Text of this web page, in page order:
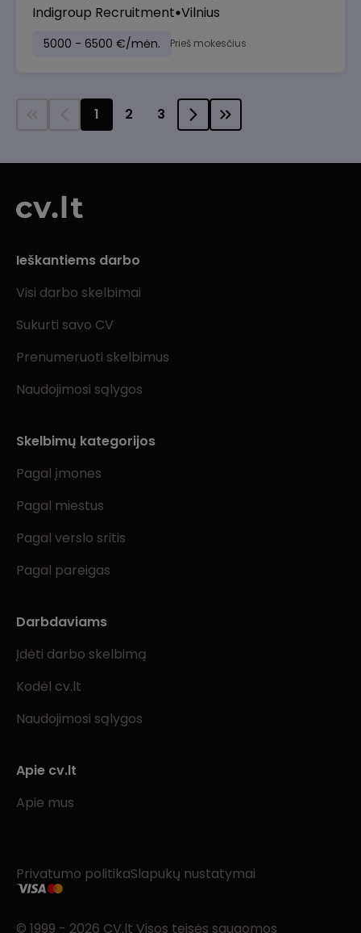
Indigroup Recruitment Vilnius
5000 - 6500 €/mėn. Prieš mokesčius
1 2 3
Ieškantiems darbo
Visi darbo skelbimai
Sukurti savo CV
Prenumeruoti skelbimus
Naudojimosi sąlygos
Skelbimų kategorijos
Pagal įmones
Pagal miestus
Pagal verslo sritis
Pagal pareigas
Darbdaviams
Įdėti darbo skelbimą
Kodėl cv.lt
Naudojimosi sąlygos
Apie cv.lt
Apie mus
Privatumo politikaSlapukų nustatymai
© 1999 - 2026 CV.lt Visos teisės saugomos